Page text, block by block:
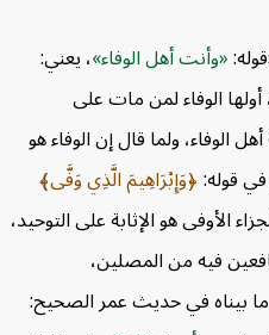
وأنت أهل الوفاء ، يعني:
الوفاء لمن مات على
الوفاء، ولما قال إن الوفاء هو
قوله: وَإِبْرَاهِيمَ الَّذِي وَفَّى
الأوفى هو الإثابة على التوحيد،
فيه من المصلين،
بيناه في حديث عمر الصحيح: